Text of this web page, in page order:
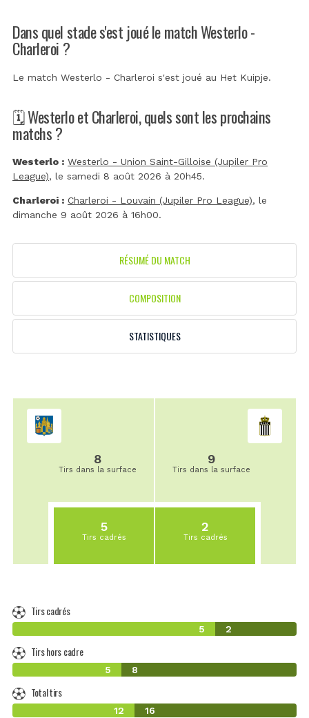
Dans quel stade s'est joué le match Westerlo -
Charleroi ?
Le match Westerlo - Charleroi s'est joué au Het Kuipje.
🗓️ Westerlo et Charleroi, quels sont les prochains
matchs ?
Westerlo : Westerlo - Union Saint-Gilloise (Jupiler Pro
League), le samedi 8 août 2026 à 20h45.
Charleroi : Charleroi - Louvain (Jupiler Pro League), le
dimanche 9 août 2026 à 16h00.
RÉSUMÉ DU MATCH
COMPOSITION
STATISTIQUES
8
Tirs dans la surface
5
Tirs cadrés
9
Tirs dans la surface
2
Tirs cadrés
Tirs cadrés
5 2
Tirs hors cadre
5 8
Total tirs
12 16